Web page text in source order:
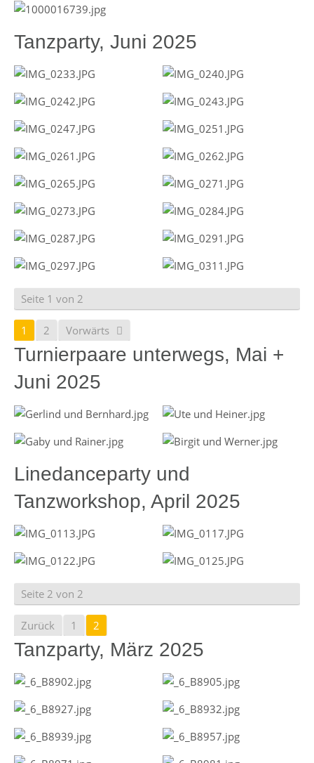
Tanzparty, Juni 2025
Seite 1 von 2
1 2 Vorwärts
Turnierpaare unterwegs, Mai +
Juni 2025
Linedanceparty und
Tanzworkshop, April 2025
Seite 2 von 2
Zurück 1 2
Tanzparty, März 2025